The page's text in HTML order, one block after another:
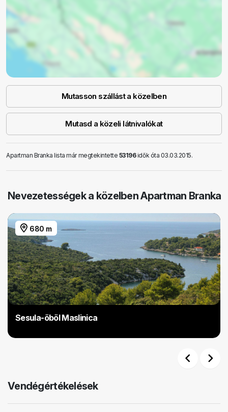
Mutasson szállást a közelben
Mutasd a közeli látnivalókat
Apartman Branka lista már megtekintette 53196idők óta 03.03.2015.
Nevezetességek a közelben Apartman Branka
680 m
Sesula-öböl Maslinica
Vendégértékelések